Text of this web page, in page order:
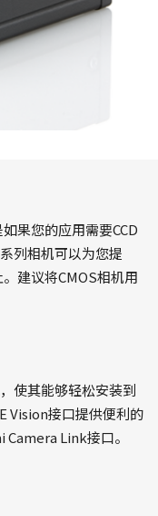
果您的应用需要CCD
列相机可以为您提
建议将CMOS相机用
使其能够轻松安装到
Vision接口提供便利的
Link接口。